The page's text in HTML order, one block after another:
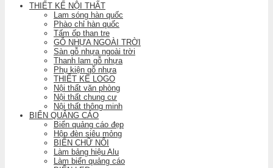
THIẾT KẾ NỘI THẤT
Lam sóng hàn quốc
Phào chỉ hàn quốc
Tấm ốp than tre
GỖ NHỰA NGOÀI TRỜI
Sàn gỗ nhựa ngoài trời
Thanh lam gỗ nhựa
Phụ kiện gỗ nhựa
THIẾT KẾ LOGO
Nội thất văn phòng
Nội thất chung cư
Nội thất thông minh
BIỂN QUẢNG CÁO
Biển quảng cáo đẹp
Hộp đèn siêu mỏng
BIỂN CHỮ NỔI
Làm bảng hiệu Alu
Làm biển quảng cáo